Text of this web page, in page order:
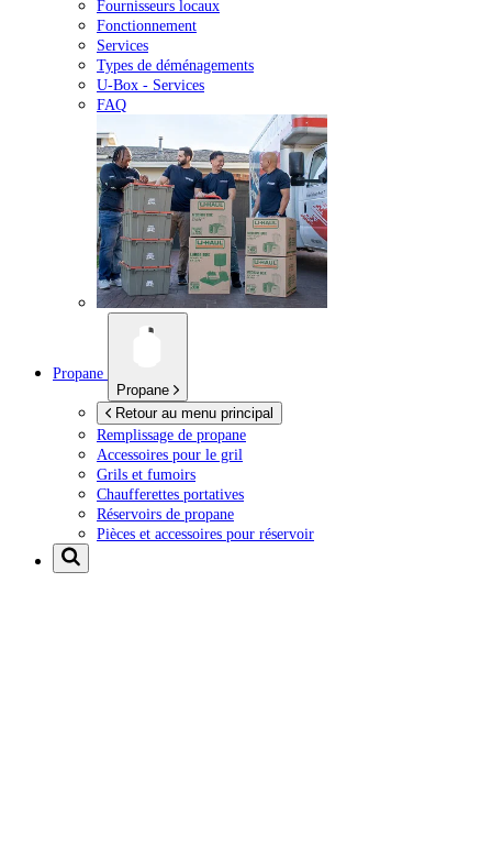
Fournisseurs locaux
Fonctionnement
Services
Types de déménagements
U-Box - Services
FAQ
Propane
Propane
Retour au menu principal
Remplissage de propane
Accessoires pour le gril
Grils et fumoirs
Chaufferettes portatives
Réservoirs de propane
Pièces et accessoires pour réservoir